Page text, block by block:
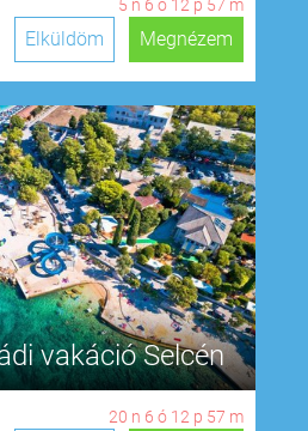
5 n 6 ó 12 p 56 m
Megnézem
Elküldöm
vakáció Selcén
20 n 6 ó 12 p 56 m